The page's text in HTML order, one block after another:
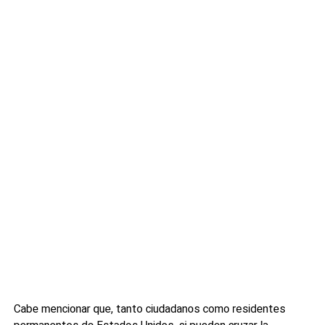
Cabe mencionar que, tanto ciudadanos como residentes